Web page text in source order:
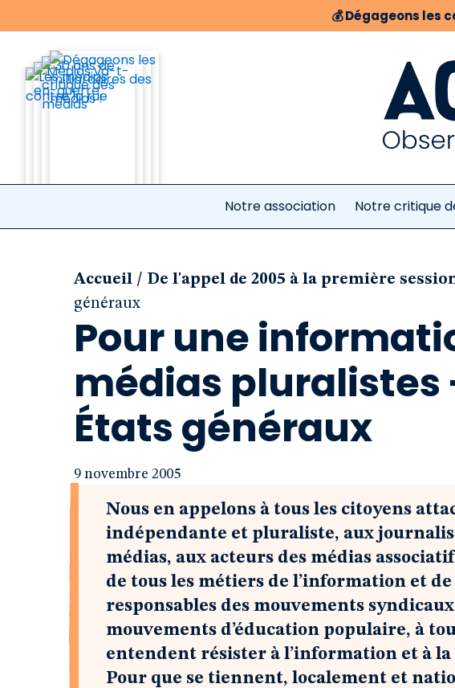
💰Dégageons les
Notre association Notre critique
Accueil / De l'appel de 2005 à la première
généraux
Pour une
médias pluralistes
États généraux
9 novembre 2005
Nous en appelons à tous les citoyens
indépendante et pluraliste, aux
médias, aux acteurs des médias
de tous les métiers de l’information et
responsables des mouvements
mouvements d’éducation populaire, à
entendent résister à l’information et à
Pour que se tiennent, localement et